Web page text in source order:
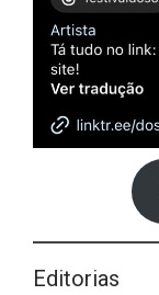
Editorias